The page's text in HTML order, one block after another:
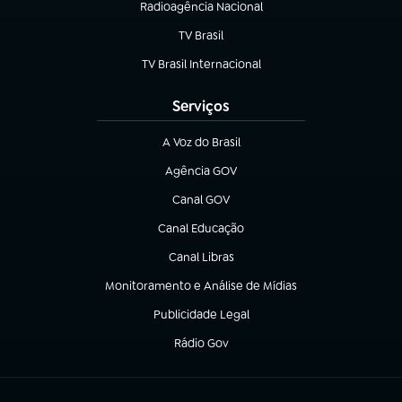
Radioagência Nacional
(abre em nova aba)
TV Brasil
(abre em nova aba)
TV Brasil Internacional
(abre em nova aba)
Serviços
A Voz do Brasil
(abre em nova aba)
Agência GOV
(abre em nova aba)
Canal GOV
(abre em nova aba)
Canal Educação
(abre em nova aba)
Canal Libras
(abre em nova aba)
Monitoramento e Análise de Mídias
(abre em nova aba)
Publicidade Legal
(abre em nova aba)
Rádio Gov
(abre em nova aba)